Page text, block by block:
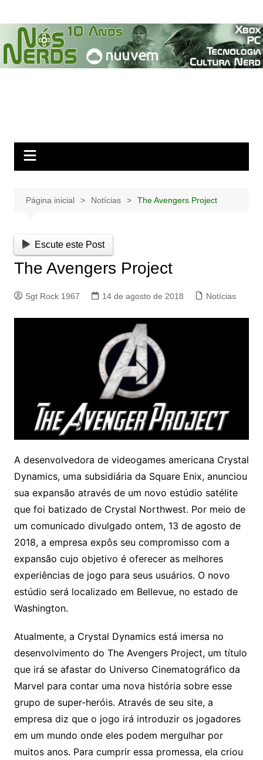
para
conteúdo
Página inicial Notícias The Avengers Project
Escute este Post
The Avengers Project
Sgt Rock 1967 14 de agosto de 2018 Notícias
A desenvolvedora de videogames americana Crystal
Dynamics, uma subsidiária da Square Enix, anunciou
sua expansão através de um novo estúdio satélite
que foi batizado de Crystal Northwest. Por meio de
um comunicado divulgado ontem, 13 de agosto de
2018, a empresa expôs seu compromisso com a
expansão cujo objetivo é oferecer as melhores
experiências de jogo para seus usuários. O novo
estúdio será localizado em Bellevue, no estado de
Washington.
Atualmente, a Crystal Dynamics está imersa no
desenvolvimento do The Avengers Project, um título
que irá se afastar do Universo Cinematográfico da
Marvel para contar uma nova história sobre esse
grupo de super-heróis. Através de seu site, a
empresa diz que o jogo irá introduzir os jogadores
em um mundo onde eles podem mergulhar por
muitos anos. Para cumprir essa promessa, ela criou